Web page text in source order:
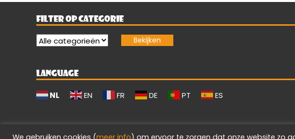
FILTER OP CATEGORIE
LANGUAGE
NL EN FR DE PT ES
We gebruiken cookies (meer info) om ervoor te zorgen dat onze website zo